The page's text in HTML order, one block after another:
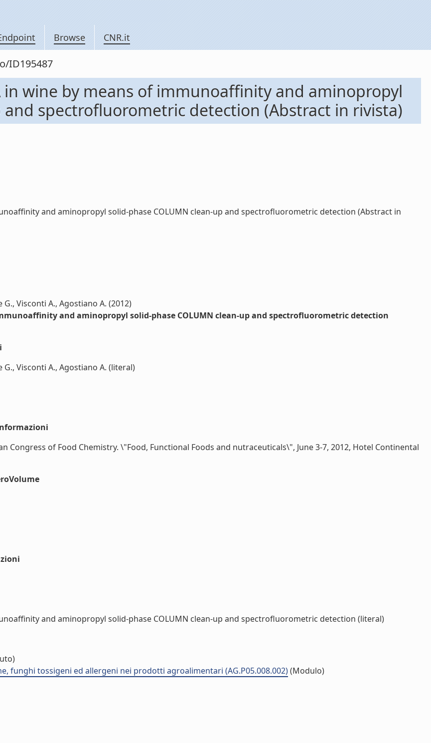
Browse CNR.it
ID195487
wine by means of immunoaffinity and aminopropyl
and spectrofluorometric detection (Abstract in rivista)
and aminopropyl solid-phase COLUMN clean-up and spectrofluorometric detection (Abstract in
G., Visconti A., Agostiano A. (2012)
and aminopropyl solid-phase COLUMN clean-up and spectrofluorometric detection
G., Visconti A., Agostiano A. (literal)
Congress of Food Chemistry. \"Food, Functional Foods and nutraceuticals\", June 3-7, 2012, Hotel Continental
and aminopropyl solid-phase COLUMN clean-up and spectrofluorometric detection (literal)
funghi tossigeni ed allergeni nei prodotti agroalimentari (AG.P05.008.002)(Modulo)